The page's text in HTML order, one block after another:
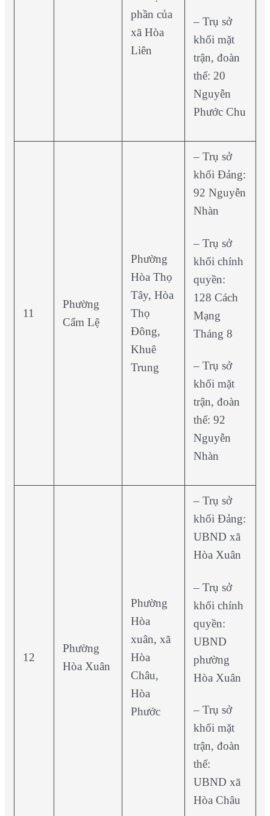
phần của
xã Hòa
Liên
– Trụ sở
khối mặt
trận, đoàn
thể: 20
Nguyễn
Phước Chu
11
Phường
Cẩm Lệ
Phường
Hòa Thọ
Tây, Hòa
Thọ
Đông,
Khuê
Trung
– Trụ sở
khối Đảng:
92 Nguyễn
Nhàn
– Trụ sở
khối chính
quyền:
128 Cách
Mạng
Tháng 8
– Trụ sở
khối mặt
trận, đoàn
thể: 92
Nguyễn
Nhàn
12
Phường
Hòa Xuân
Phường
Hòa
xuân, xã
Hòa
Châu,
Hòa
Phước
– Trụ sở
khối Đảng:
UBND xã
Hòa Xuân
– Trụ sở
khối chính
quyền:
UBND
phường
Hòa Xuân
– Trụ sở
khối mặt
trận, đoàn
thể:
UBND xã
Hòa Châu